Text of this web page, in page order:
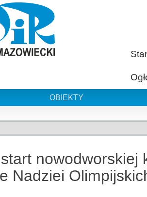
OBIEKTY
nowodworskiej
Nadziei